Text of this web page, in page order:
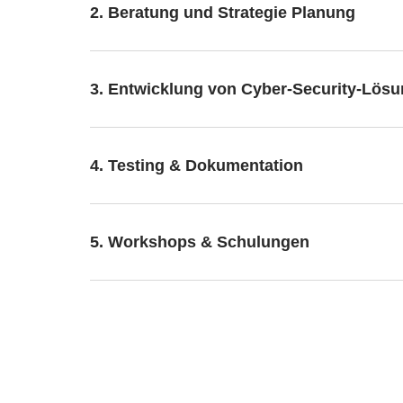
2. Beratung und Strategie Planung
3. Entwicklung von Cyber-Security-
4. Testing & Dokumentation
5. Workshops & Schulungen